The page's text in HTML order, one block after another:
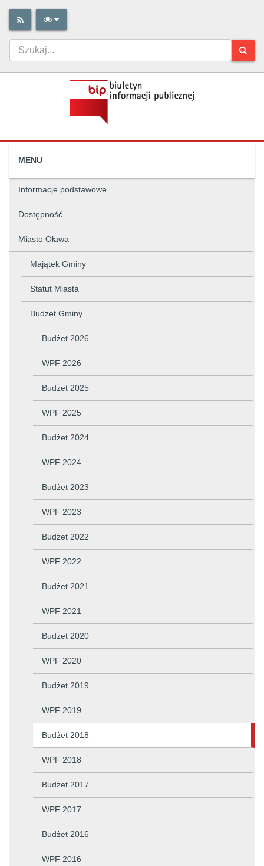
MENU
Informacje podstawowe
Dostępność
Miasto Oława
Majątek Gminy
Statut Miasta
Budżet Gminy
Budżet 2026
WPF 2026
Budżet 2025
WPF 2025
Budżet 2024
WPF 2024
Budżet 2023
WPF 2023
Budżet 2022
WPF 2022
Budżet 2021
WPF 2021
Budżet 2020
WPF 2020
Budżet 2019
WPF 2019
Budżet 2018
WPF 2018
Budżet 2017
WPF 2017
Budżet 2016
WPF 2016